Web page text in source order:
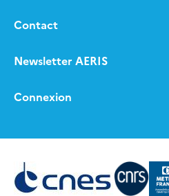
Contact
Newsletter AERIS
Connexion